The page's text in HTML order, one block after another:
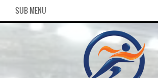
SUB MENU